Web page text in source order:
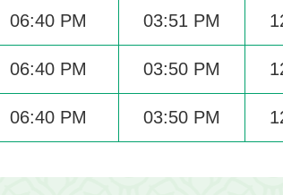
06:40 PM 03:51 PM
06:40 PM 03:50 PM
06:40 PM 03:50 PM